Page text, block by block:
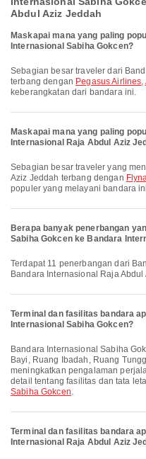
Abdul Aziz Jeddah
Maskapai mana yang paling
Internasional Sabiha Gokcen?
Sebagian besar traveler dari Bandara Internasional Sabiha Gokcen
terbang dengan Pegasus Airlines,
keberangkatan dari bandara ini.
Maskapai mana yang paling
Internasional Raja Abdul Aziz
Sebagian besar traveler yang menuju Bandara Internasional Raja Abdul
Aziz Jeddah terbang dengan
populer yang melayani bandara
Berapa banyak penerbangan
Sabiha Gokcen ke Bandara
Terdapat 11 penerbangan dari Bandara Internasional Sabiha Gokcen ke
Bandara Internasional Raja Abdul
Terminal dan fasilitas bandara
Internasional Sabiha Gokcen?
Bandara Internasional Sabiha Gokcen menawarkan Ruang Perawatan
Bayi, Ruang Ibadah, Ruang
meningkatkan pengalaman
detail tentang fasilitas dan tata
Sabiha Gokcen.
Terminal dan fasilitas bandara
Internasional Raja Abdul Aziz